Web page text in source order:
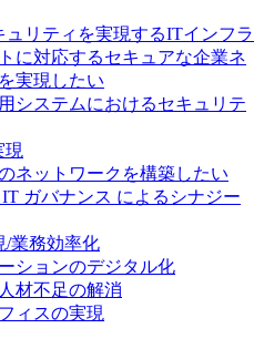
ュリティを実現するITインフラ
に対応するセキュアな企業ネ
実現したい
システムにおけるセキュリテ
現
ネットワークを構築したい
ガバナンス によるシナジー
/業務効率化
ションのデジタル化
材不足の解消
ィスの実現